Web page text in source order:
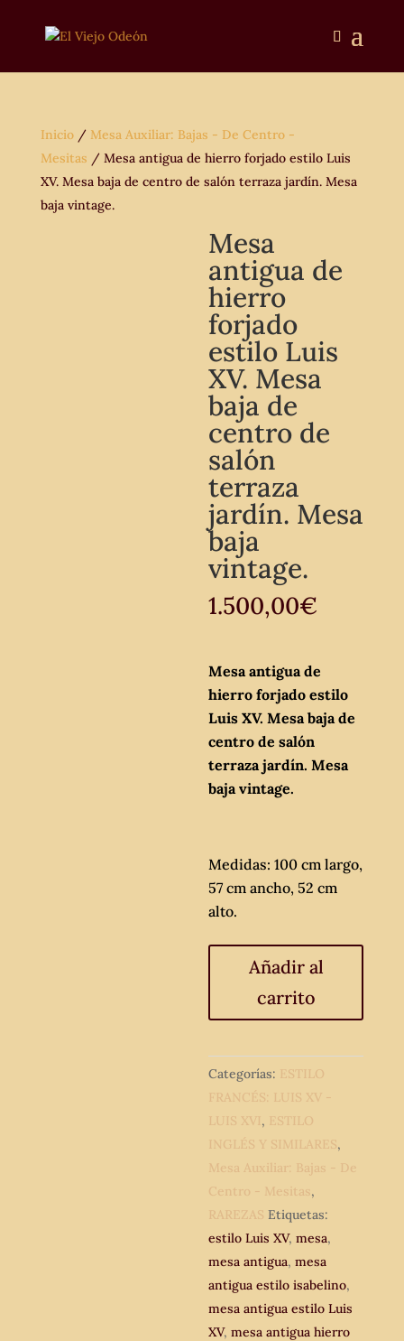
Inicio/ Mesa Auxiliar: Bajas - De Centro -
Mesitas / Mesa antigua de hierro forjado estilo Luis
XV. Mesa baja de centro de salón terraza jardín. Mesa
baja vintage.
Mesa
antigua de
hierro
forjado
estilo Luis
XV. Mesa
baja de
centro de
salón
terraza
jardín. Mesa
baja
vintage.
1.500,00€
Mesa antigua de
hierro forjado estilo
Luis XV. Mesa baja de
centro de salón
terraza jardín. Mesa
baja vintage.
Medidas: 100 cm largo,
57 cm ancho, 52 cm
alto.
antigua
hierro
estilo
Luis
XV.
Mesa
baja
de
centro
de
salón
terraza
jardín.
Mesa
Añadir al
carrito
Categorías: ESTILO
FRANCÉS: LUIS XV -
LUIS XVI, ESTILO
INGLÉS Y SIMILARES,
Mesa Auxiliar: Bajas - De
Centro - Mesitas,
RAREZAS Etiquetas:
estilo Luis XV,mesa,
mesa antigua,mesa
antigua estilo isabelino,
mesa antigua estilo Luis
XV,mesa antigua hierro